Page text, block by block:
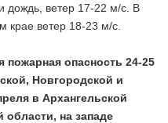
дождь, ветер 17-22 м/с. В
крае ветер 18-23 м/с.
опасность 24-25
Новгородской и
в Архангельской
на западе